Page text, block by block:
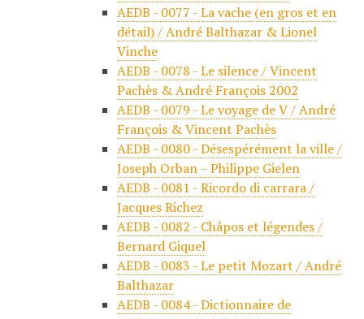
AEDB - 0077 - La vache (en gros et en
détail) / André Balthazar & Lionel
Vinche
AEDB - 0078 - Le silence / Vincent
Pachès & André François 2002
AEDB - 0079 - Le voyage de V / André
François & Vincent Pachès
AEDB - 0080 - Désespérément la ville /
Joseph Orban – Philippe Gielen
AEDB - 0081 - Ricordo di carrara /
Jacques Richez
AEDB - 0082 - Châpos et légendes /
Bernard Giquel
AEDB - 0083 - Le petit Mozart / André
Balthazar
AEDB - 0084 - Dictionnaire de